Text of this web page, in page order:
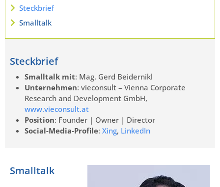
Steckbrief
Smalltalk
Steckbrief
Smalltalk mit: Mag. Gerd Beidernikl
Unternehmen: vieconsult – Vienna Corporate
Research and Development GmbH,
www.vieconsult.at
Position: Founder | Owner | Director
Social-Media-Profile: Xing, LinkedIn
Smalltalk